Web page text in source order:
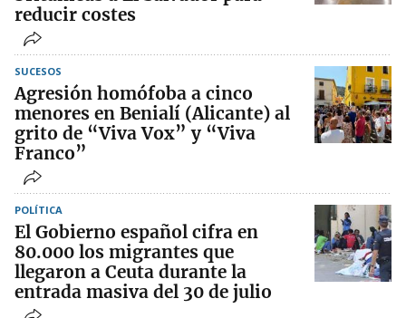
reducir costes
SUCESOS
Agresión homófoba a cinco
menores en Benialí (Alicante) al
grito de “Viva Vox” y “Viva
Franco”
POLÍTICA
El Gobierno español cifra en
80.000 los migrantes que
llegaron a Ceuta durante la
entrada masiva del 30 de julio